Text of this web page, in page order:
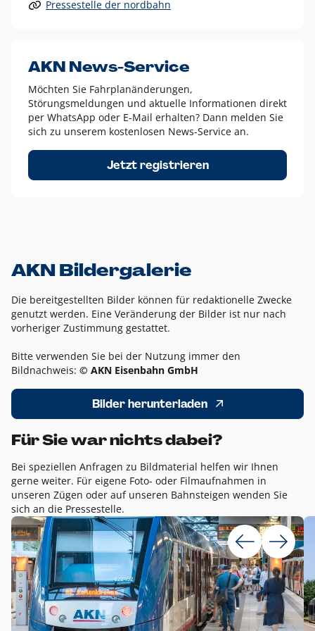
Alle anderen Logo-Varianten dürfen nur in Ausnahmefällen
Diese Ausnahmen sind zum Beispiel:
dem AKN Blau,
weißes Logo auf Fotohintergründen,
schwarzes Logo für reine Schwarz-Weiß-Umsetzungen
Um das Logo herum muss ein Schutzraum von jeweils einer
Höhe bzw. Breite des N aus AKN in alle Richtungen
Pressestelle der nordbahn
AKN News-Service
Möchten Sie Fahrplanänderungen,
Störungsmeldungen und aktuelle Informationen direkt
per WhatsApp oder E-Mail erhalten? Dann melden Sie
sich zu unserem kostenlosen News-Service an.
Jetzt registrieren
AKN Bildergalerie
Die bereitgestellten Bilder können für redaktionelle Zwecke
genutzt werden. Eine Veränderung der Bilder ist nur nach
vorheriger Zustimmung gestattet.
Bitte verwenden Sie bei der Nutzung immer den
Bildnachweis: © AKN Eisenbahn GmbH
Bilder herunterladen
Für Sie war nichts dabei?
Bei speziellen Anfragen zu Bildmaterial helfen wir Ihnen
gerne weiter. Für eigene Foto- oder Filmaufnahmen in
unseren Zügen oder auf unseren Bahnsteigen wenden Sie
sich an die Pressestelle.